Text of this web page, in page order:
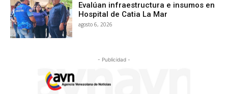
Evalúan infraestructura e insumos en
Hospital de Catia La Mar
agosto 6, 2026
- Publicidad -